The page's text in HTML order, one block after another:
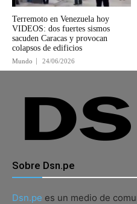
Terremoto en Venezuela hoy
VIDEOS: dos fuertes sismos
sacuden Caracas y provocan
colapsos de edificios
Mundo 24/06/2026
Sobre Dsn.pe
Dsn.pe es un medio de